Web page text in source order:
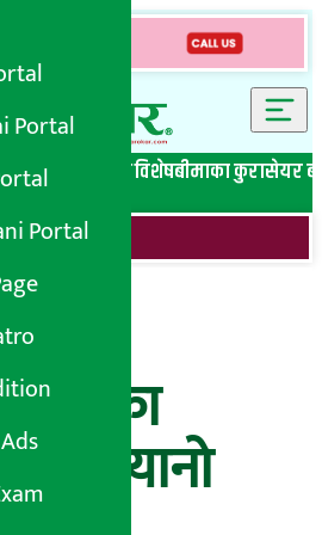
Portal
Portal
विशेष लघुवित्त विशेषबीमाका कुरासेयर
वर्गका
न्यानो